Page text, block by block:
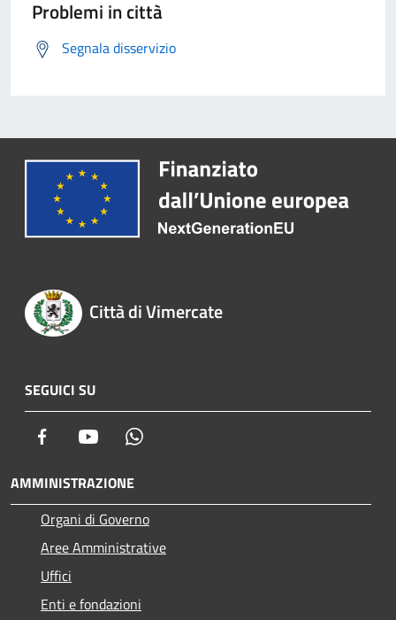
Problemi in città
Segnala disservizio
Città di Vimercate
SEGUICI SU
Facebook Youtube
AMMINISTRAZIONE
Organi di Governo
Aree Amministrative
Uffici
Enti e fondazioni